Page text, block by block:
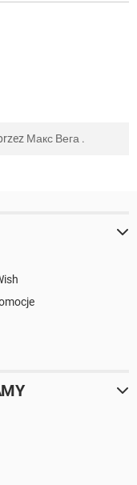
Макс Вега .